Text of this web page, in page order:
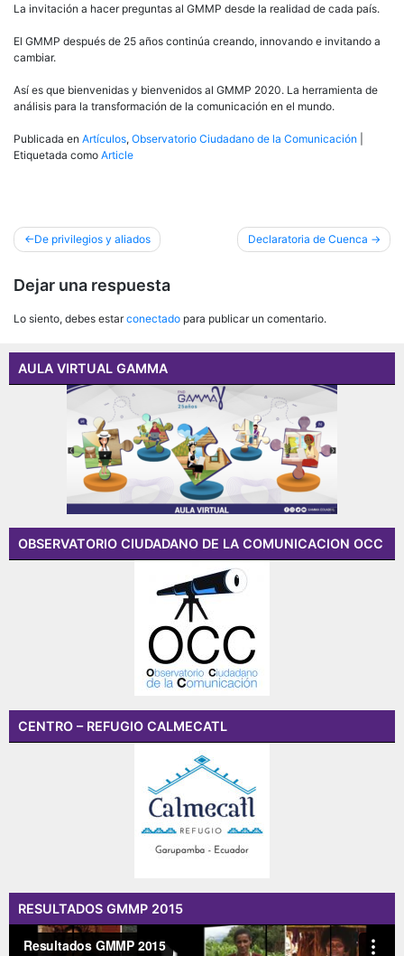
La invitación a hacer preguntas al GMMP desde la realidad de cada país.
El GMMP después de 25 años continúa creando, innovando e invitando a
cambiar.
Así es que bienvenidas y bienvenidos al GMMP 2020. La herramienta de
análisis para la transformación de la comunicación en el mundo.
Publicada en Artículos, Observatorio Ciudadano de la Comunicación
Etiquetada como Article
Navegación
entradas
De privilegios y aliados Declaratoria de Cuenca
Dejar una respuesta
Lo siento, debes estarconectado para publicar un comentario.
AULA VIRTUAL GAMMA
OBSERVATORIO CIUDADANO DE LA COMUNICACION OCC
CENTRO – REFUGIO CALMECATL
RESULTADOS GMMP 2015
Reproductor